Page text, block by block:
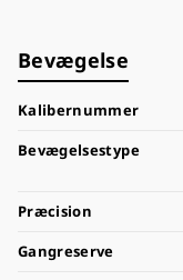
Bevægelse
Kalibernummer
Bevægelsestype
Præcision
Gangreserve